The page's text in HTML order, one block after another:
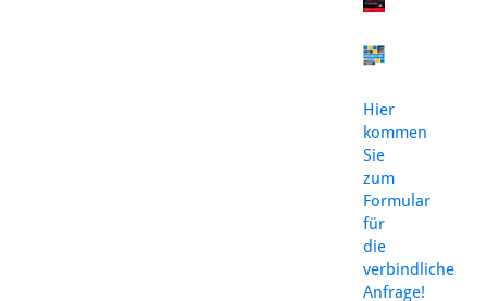
Hier
kommen
Sie
zum
Formular
für
die
verbindliche
Anfrage!